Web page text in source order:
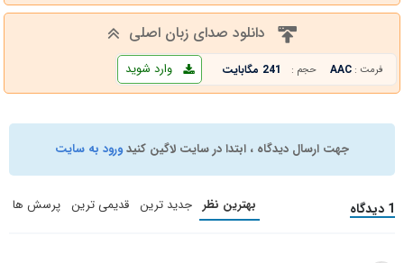
دانلود صدای زبان اصلی
فرمت : AAC حجم : 241 مگابایت وارد شوید
جهت ارسال دیدگاه ، ابتدا در سایت لاگین کنیدورود به سایت
1 دیدگاه بهترین نظر جدید ترین قدیمی ترین پرسش ها